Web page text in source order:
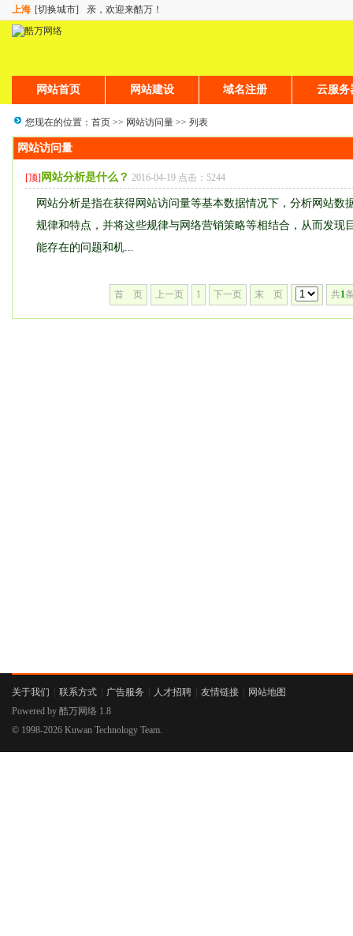
上海 [切换城市] 亲，欢迎来酷万！
网站首页 网站建设 域名注册 云服务
您现在的位置： 首页 >> 网站访问量 >> 列表
网站访问量
[顶] 网站分析是什么？ 2016-04-19 点击：5244
网站分析是指在获得网站访问量等基本数据情况下，分析网站数
规律和特点，并将这些规律与网络营销策略等相结合，从而发现
能存在的问题和机...
首 页 上一页 1 下一页 末 页 共1
关于我们 联系方式 广告服务 人才招聘 友情链接
网站地图
Powered by 酷万网络 1.8
© 1998-2026 Kuwan Technology Team.